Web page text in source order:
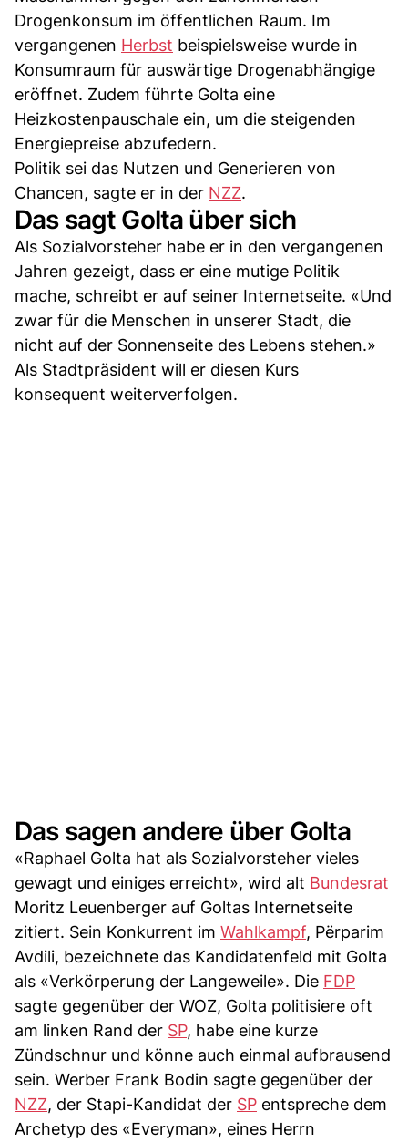
Drogenkonsum im öffentlichen Raum. Im
vergangenen Herbst beispielsweise wurde in
Konsumraum für auswärtige Drogenabhängige
eröffnet. Zudem führte Golta eine
Heizkostenpauschale ein, um die steigenden
Energiepreise abzufedern.
Politik sei das Nutzen und Generieren von
Chancen, sagte er in der NZZ.
Das sagt Golta über sich
Als Sozialvorsteher habe er in den vergangenen
Jahren gezeigt, dass er eine mutige Politik
mache, schreibt er auf seiner Internetseite. «Und
zwar für die Menschen in unserer Stadt, die
nicht auf der Sonnenseite des Lebens stehen.»
Als Stadtpräsident will er diesen Kurs
konsequent weiterverfolgen.
Das sagen andere über Golta
«Raphael Golta hat als Sozialvorsteher vieles
gewagt und einiges erreicht», wird alt Bundesrat
Moritz Leuenberger auf Goltas Internetseite
zitiert. Sein Konkurrent im Wahlkampf, Përparim
Avdili, bezeichnete das Kandidatenfeld mit Golta
als «Verkörperung der Langeweile». Die FDP
sagte gegenüber der WOZ, Golta politisiere oft
am linken Rand der SP, habe eine kurze
Zündschnur und könne auch einmal aufbrausend
sein. Werber Frank Bodin sagte gegenüber der
NZZ, der Stapi-Kandidat der SP entspreche dem
Archetyp des «Everyman», eines Herrn